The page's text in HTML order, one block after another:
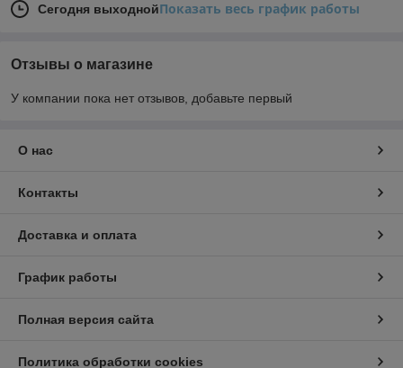
Сегодня выходнойПоказать весь график работы
Отзывы о магазине
У компании пока нет отзывов, добавьте первый
О нас
Контакты
Доставка и оплата
График работы
Полная версия сайта
Политика обработки cookies